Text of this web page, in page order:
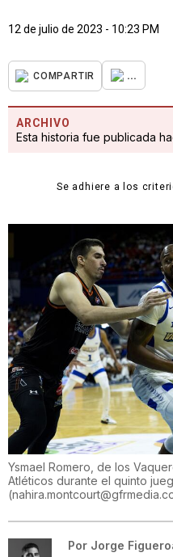
12 de julio de 2023 - 10:23 PM
COMPARTIR ...
ARCHIVO
Esta historia fue publicada
Se adhiere a los
Ysmael Romero, de los
Atléticos durante el quinto
(
Por Jorge